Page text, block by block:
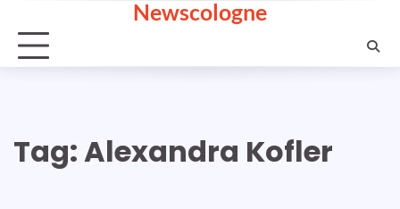
content
Newscologne
Tag:Alexandra Kofler